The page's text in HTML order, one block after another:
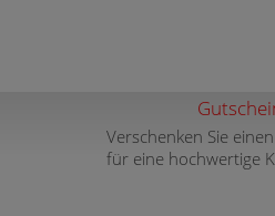
Verschenken Sie
für eine hochwertige